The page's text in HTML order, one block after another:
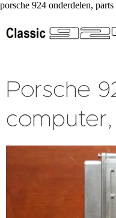
porsche 924 onderdelen, parts
Porsche
computer,